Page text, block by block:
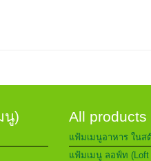
นู) All products
แฟ้มเมนูอาหาร ในส
แฟ้มเมนู ลอฟ์ท (Loft